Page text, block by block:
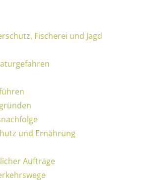
Fischerei und Jagd
und Ernährung
Aufträge